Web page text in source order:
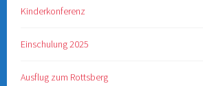
Kinderkonferenz
Einschulung 2025
Ausflug zum Rottsberg